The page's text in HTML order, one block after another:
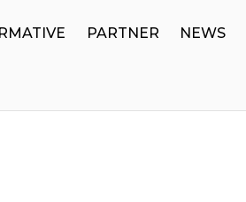
PARTNER NEWS